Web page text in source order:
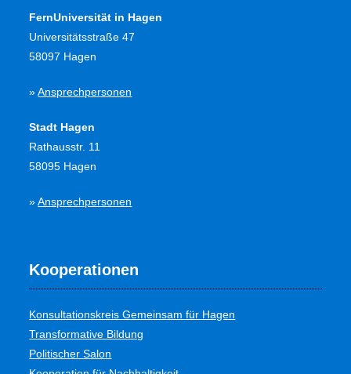
FernUniversität in Hagen
Universitätsstraße 47
58097 Hagen
»Ansprechpersonen
Stadt Hagen
Rathausstr. 11
58095 Hagen
»Ansprechpersonen
Kooperationen
Konsultationskreis Gemeinsam für Hagen
Transformative Bildung
Politischer Salon